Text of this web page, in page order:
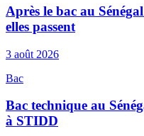
Après le bac au
elles passent
3 août 2026
Bac
Bac technique au
à STIDD